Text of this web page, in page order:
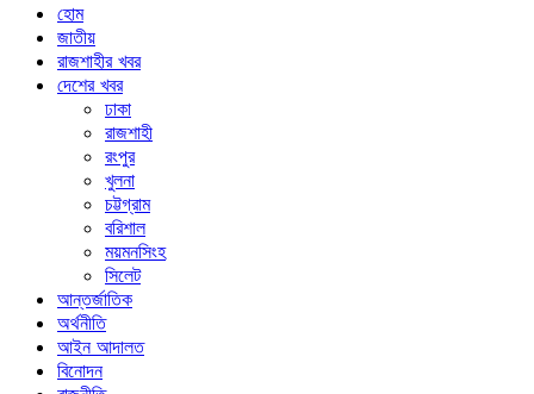
হোম
জাতীয়
রাজশাহীর খবর
দেশের খবর
ঢাকা
রাজশাহী
রংপুর
খুলনা
চট্টগ্রাম
বরিশাল
ময়মনসিংহ
সিলেট
আন্তর্জাতিক
অর্থনীতি
আইন আদালত
বিনোদন